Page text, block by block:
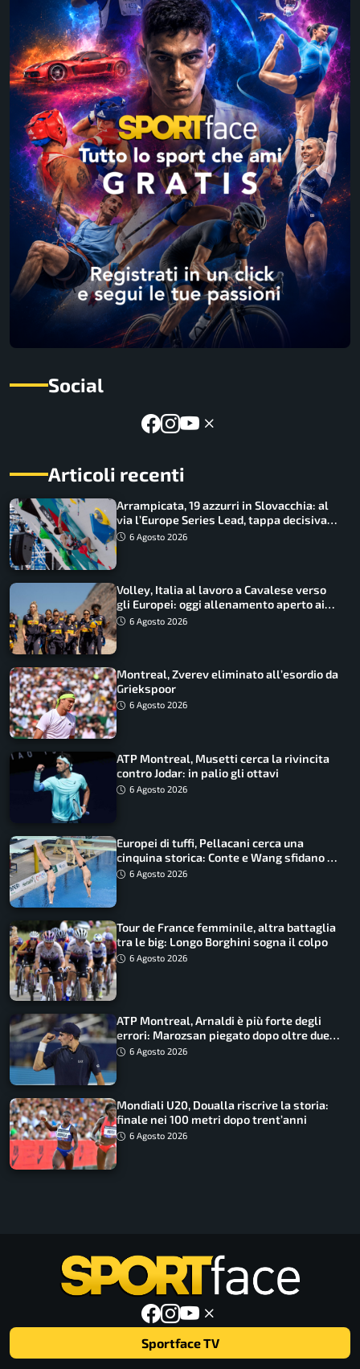
Social
Articoli recenti
Arrampicata, 19 azzurri in Slovacchia: al
via l’Europe Series Lead, tappa decisiva
per la Speed
6 Agosto 2026
Volley, Italia al lavoro a Cavalese verso
gli Europei: oggi allenamento aperto ai
tifosi
6 Agosto 2026
Montreal, Zverev eliminato all’esordio da
Griekspoor
6 Agosto 2026
ATP Montreal, Musetti cerca la rivincita
contro Jodar: in palio gli ottavi
6 Agosto 2026
Europei di tuffi, Pellacani cerca una
cinquina storica: Conte e Wang sfidano la
piattaforma
6 Agosto 2026
Tour de France femminile, altra battaglia
tra le big: Longo Borghini sogna il colpo
6 Agosto 2026
ATP Montreal, Arnaldi è più forte degli
errori: Marozsan piegato dopo oltre due
ore6 Agosto 2026
Mondiali U20, Doualla riscrive la storia:
finale nei 100 metri dopo trent’anni
6 Agosto 2026
Sportface TV